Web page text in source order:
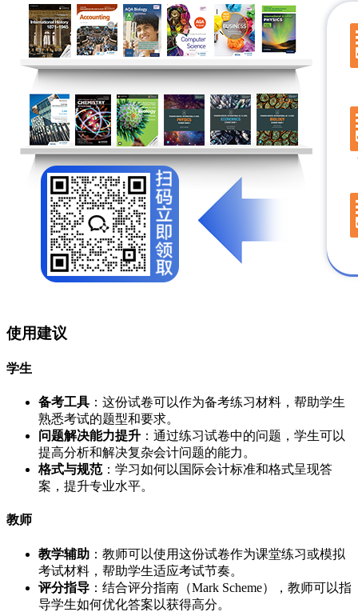
使用建议
学生
备考工具 ：这份试卷可以作为备考练习材料，帮助学生
熟悉考试的题型和要求。
问题解决能力提升 ：通过练习试卷中的问题，学生可以
提高分析和解决复杂会计问题的能力。
格式与规范：学习如何以国际会计标准和格式呈现答
案，提升专业水平。
教师
教学辅助 ：教师可以使用这份试卷作为课堂练习或模拟
考试材料，帮助学生适应考试节奏。
评分指导 ：结合评分指南（Mark Scheme），教师可以指
导学生如何优化答案以获得高分。